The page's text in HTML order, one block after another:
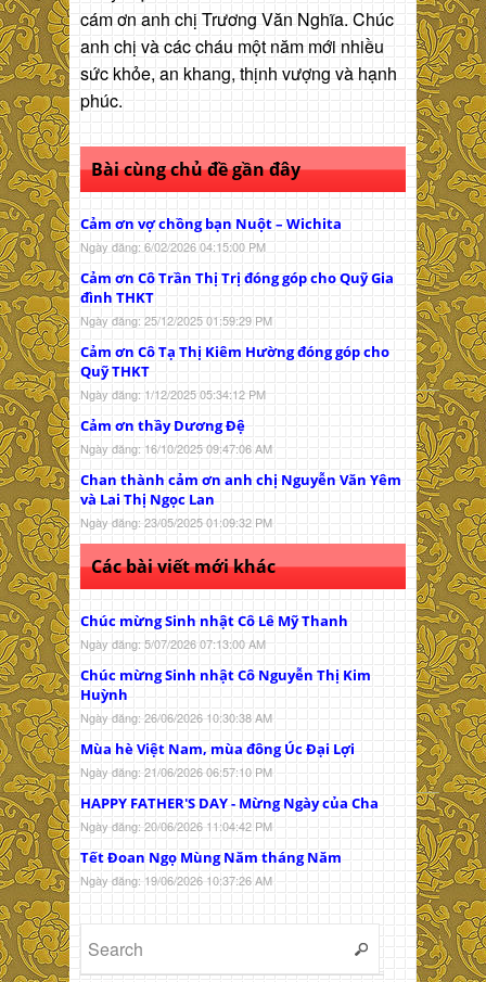
cám ơn anh chị Trương Văn Nghĩa. Chúc
anh chị và các cháu một năm mới nhiều
sức khỏe, an khang, thịnh vượng và hạnh
phúc.
Bài cùng chủ đề gần đây
Cảm ơn vợ chồng bạn Nuột – Wichita
Ngày đăng: 6/02/2026 04:15:00 PM
Cảm ơn Cô Trần Thị Trị đóng góp cho Quỹ Gia
đình THKT
Ngày đăng: 25/12/2025 01:59:29 PM
Cảm ơn Cô Tạ Thị Kiêm Hường đóng góp cho
Quỹ THKT
Ngày đăng: 1/12/2025 05:34:12 PM
Cảm ơn thầy Dương Đệ
Ngày đăng: 16/10/2025 09:47:06 AM
Chan thành cảm ơn anh chị Nguyễn Văn Yêm
và Lai Thị Ngọc Lan
Ngày đăng: 23/05/2025 01:09:32 PM
Các bài viết mới khác
Chúc mừng Sinh nhật Cô Lê Mỹ Thanh
Ngày đăng: 5/07/2026 07:13:00 AM
Chúc mừng Sinh nhật Cô Nguyễn Thị Kim
Huỳnh
Ngày đăng: 26/06/2026 10:30:38 AM
Mùa hè Việt Nam, mùa đông Úc Đại Lợi
Ngày đăng: 21/06/2026 06:57:10 PM
HAPPY FATHER'S DAY - Mừng Ngày của Cha
Ngày đăng: 20/06/2026 11:04:42 PM
Tết Đoan Ngọ Mùng Năm tháng Năm
Ngày đăng: 19/06/2026 10:37:26 AM